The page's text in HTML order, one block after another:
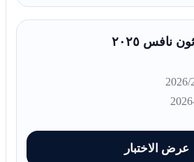
نافس ٢٠٢٥
عرض الاختبار